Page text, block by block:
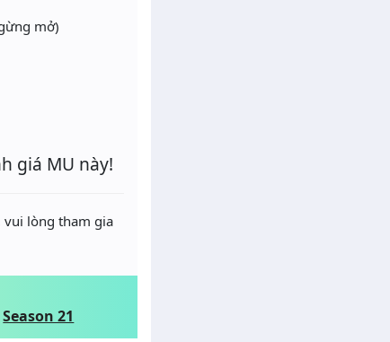
mở)
giá MU này!
vui lòng tham gia
Season 21